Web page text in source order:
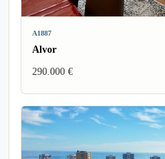
A1887
Alvor
290.000 €